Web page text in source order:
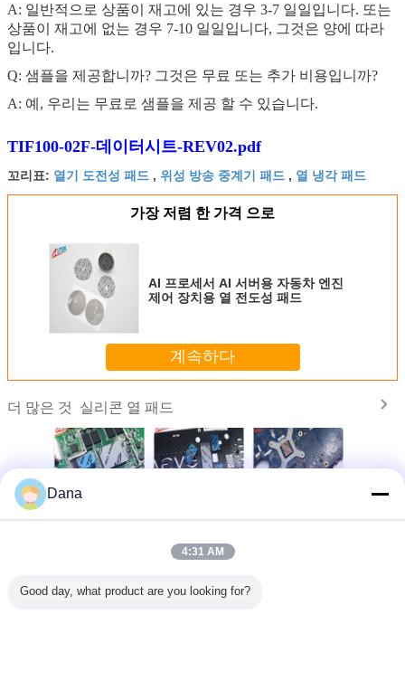
A: 일반적으로 상품이 재고에 있는 경우 3-7 일일입니다. 또는
상품이 재고에 없는 경우 7-10 일일입니다, 그것은 양에 따라
입니다.
Q: 샘플을 제공합니까? 그것은 무료 또는 추가 비용입니까?
A: 예, 우리는 무료로 샘플을 제공 할 수 있습니다.
TIF100-02F-데이터시트-REV02.pdf
꼬리표: 열기 도전성 패드 , 위성 방송 중계기 패드 , 열 냉각 패드
가장 저렴 한 가격 으로
AI 프로세서 AI 서버용 자동차 엔진
제어 장치용 열 전도성 패드
계속하다
더 많은 것 실리콘 열 패드
회색 실
드 자동
드 13.0W/MK 고도
열 전도도 13.0w
드
어 자연적으로 끈
위한 매우
Dana
4:31 AM
Good day, what product are you looking for?